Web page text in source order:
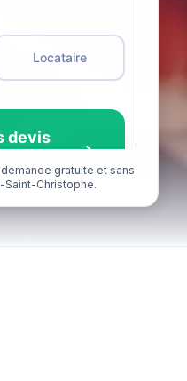
gratuite et sans
Saint-Christophe.